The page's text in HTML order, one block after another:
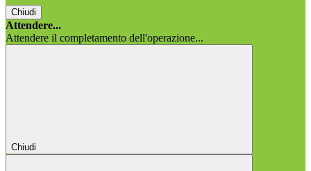
Chiudi
Attendere...
Attendere il completamento dell'operazione...
Chiudi